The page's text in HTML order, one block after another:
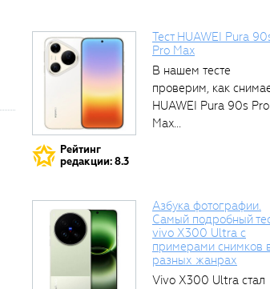
Рейтинг
редакции: 8.3
Тест HUAWEI Pura
Pro Max
В нашем тесте
проверим, как
HUAWEI Pura 90s Pro
Max...
Азбука фотографии.
Самый подробный
vivo X300 Ultra с
примерами снимков
разных жанрах
Vivo X300 Ultra стал